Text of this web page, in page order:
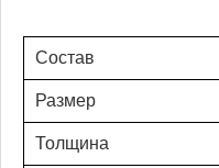
Состав
Размер
Толщина